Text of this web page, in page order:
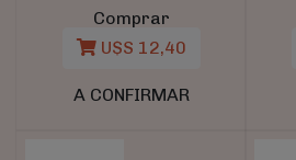
Comprar
U$S 12,40
A CONFIRMAR